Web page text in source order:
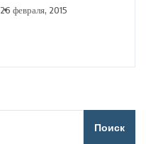
26 февраля, 2015
Поиск